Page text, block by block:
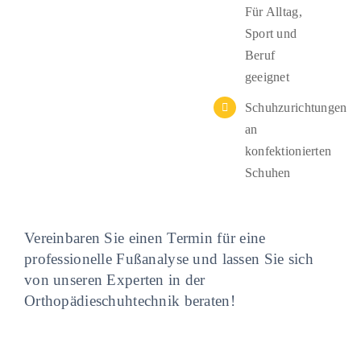
Für Alltag,
Sport und
Beruf
geeignet
Schuhzurichtungen
an
konfektionierten
Schuhen
Vereinbaren Sie einen Termin für eine
professionelle Fußanalyse und lassen Sie sich
von unseren Experten in der
Orthopädieschuhtechnik beraten!